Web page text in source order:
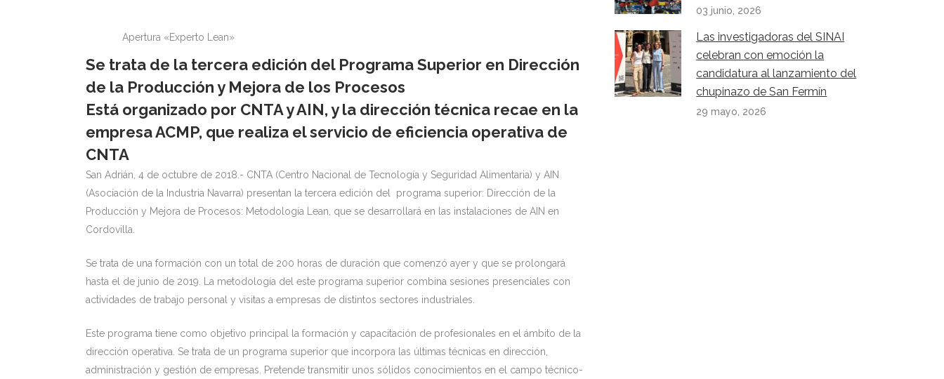
Apertura «Experto Lean»
Se trata de la tercera edición del Programa Superior en Dirección
de la Producción y Mejora de los Procesos
Está organizado por CNTA y AIN, y la dirección técnica recae en la
empresa ACMP, que realiza el servicio de eficiencia operativa de
CNTA
San Adrián, 4 de octubre de 2018.- CNTA (Centro Nacional de Tecnología y Seguridad Alimentaria) y AIN
(Asociación de la Industria Navarra) presentan la tercera edición del programa superior: Dirección de la
Producción y Mejora de Procesos: Metodología Lean, que se desarrollará en las instalaciones de AIN en
Cordovilla.
Se trata de una formación con un total de 200 horas de duración que comenzó ayer y que se prolongará
hasta el de junio de 2019. La metodología del este programa superior combina sesiones presenciales con
actividades de trabajo personal y visitas a empresas de distintos sectores industriales.
Este programa tiene como objetivo principal la formación y capacitación de profesionales en el ámbito de la
dirección operativa. Se trata de un programa superior que incorpora las últimas técnicas en dirección,
administración y gestión de empresas. Pretende transmitir unos sólidos conocimientos en el campo técnico-
03 junio, 2026
Las investigadoras del SINAI
celebran con emoción la
candidatura al lanzamiento del
chupinazo de San Fermín
29 mayo, 2026